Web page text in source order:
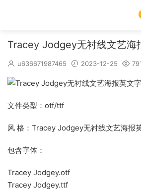
Tracey Jodgey无衬线文艺海
u636671987465 2023-12-25
文件类型：otf/ttf
风 格：Tracey Jodgey无衬线文艺海报
包含字体：
Tracey Jodgey.otf
Tracey Jodgey.ttf